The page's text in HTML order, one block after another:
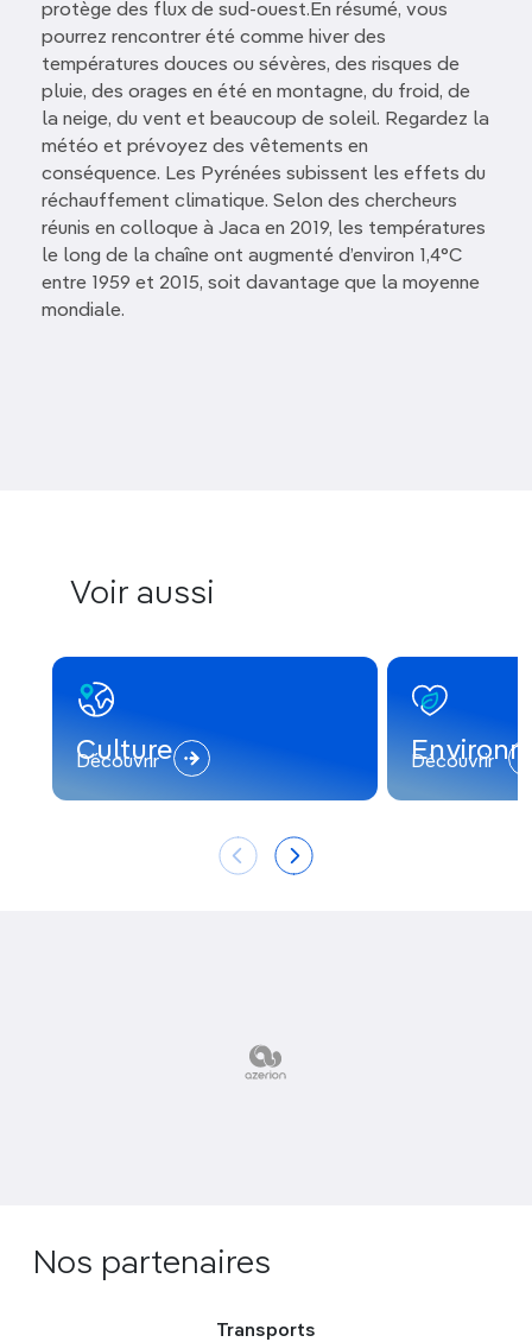
protège des flux de sud-ouest.En résumé, vous
pourrez rencontrer été comme hiver des
températures douces ou sévères, des risques de
pluie, des orages en été en montagne, du froid, de
la neige, du vent et beaucoup de soleil. Regardez la
météo et prévoyez des vêtements en
conséquence. Les Pyrénées subissent les effets du
réchauffement climatique. Selon des chercheurs
réunis en colloque à Jaca en 2019, les températures
le long de la chaîne ont augmenté d’environ 1,4°C
entre 1959 et 2015, soit davantage que la moyenne
mondiale.
Voir aussi
Culture
Découvrir Découvrir
Nos partenaires
Transports